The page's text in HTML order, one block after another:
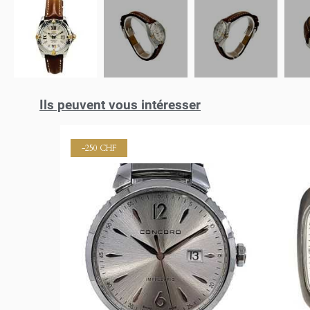
Ils peuvent vous intéresser